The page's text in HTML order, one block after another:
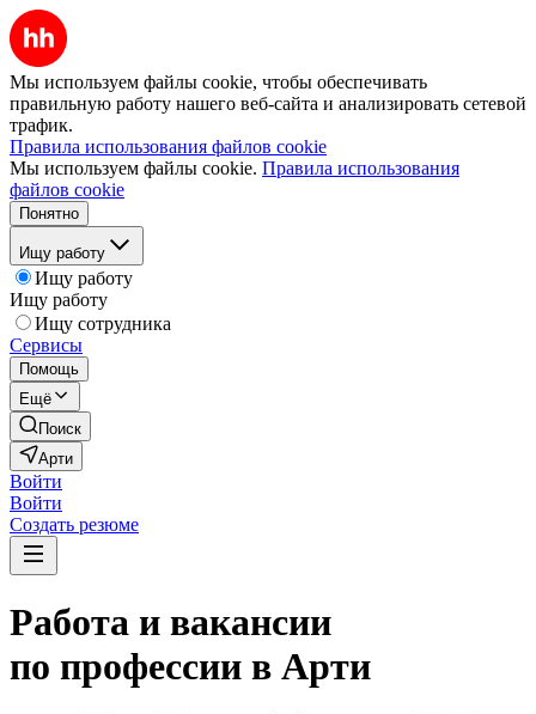
Мы используем файлы cookie, чтобы обеспечивать
правильную работу нашего веб-сайта и анализировать сетевой
трафик.
Правила использования файлов cookie
Мы используем файлы cookie. Правила использования
файлов cookie
Понятно
Ищу работу
Ищу работу
Ищу работу
Ищу сотрудника
Сервисы
Помощь
Ещё
Поиск
Арти
Войти
Войти
Создать резюме
Работа и вакансии
по профессии в Арти